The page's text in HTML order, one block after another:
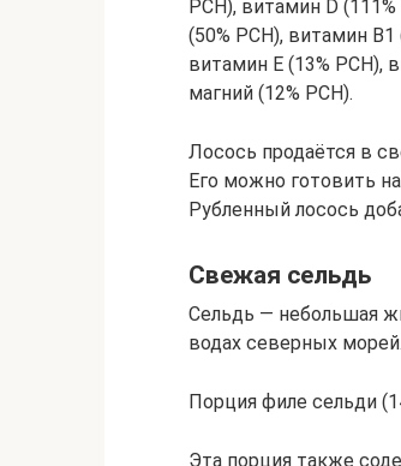
РСН), витамин D
(50% РСН), витамин
витамин Е (13% РСН),
магний (12% РСН).
Лосось продаётся в
Его можно готовить
Рубленный лосось
Свежая сельдь
Сельдь — небольшая
водах северных морей.
Порция филе сельди
Эта порция также